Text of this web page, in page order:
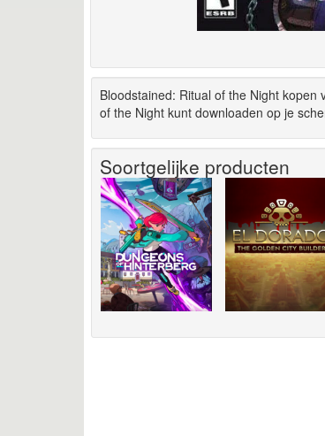
Bloodstained: Ritual of the Night
of the Night kunt downloaden op je
Soortgelijke producten